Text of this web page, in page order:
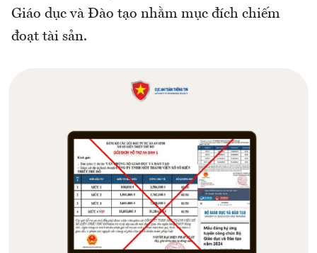
Giáo dục và Đào tạo nhằm mục đích chiếm
đoạt tài sản.